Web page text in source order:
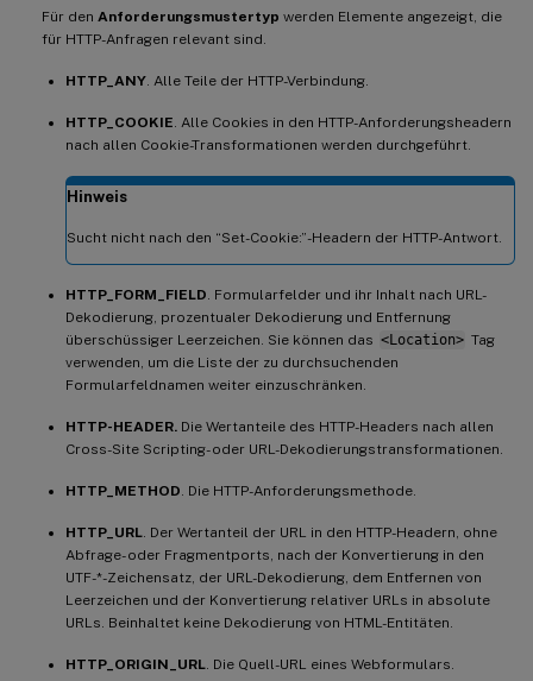
Für den Anforderungsmustertyp werden Elemente angezeigt, die
für HTTP-Anfragen relevant sind.
HTTP_ANY . Alle Teile der HTTP-Verbindung.
HTTP_COOKIE . Alle Cookies in den HTTP-Anforderungsheadern
nach allen Cookie-Transformationen werden durchgeführt.
Hinweis
Sucht nicht nach den “Set-Cookie:”-Headern der HTTP-Antwort.
HTTP_FORM_FIELD . Formularfelder und ihr Inhalt nach URL-
Dekodierung, prozentualer Dekodierung und Entfernung
überschüssiger Leerzeichen. Sie können das <Location> Tag
verwenden, um die Liste der zu durchsuchenden
Formularfeldnamen weiter einzuschränken.
HTTP-HEADER. Die Wertanteile des HTTP-Headers nach allen
Cross-Site Scripting- oder URL-Dekodierungstransformationen.
HTTP_METHOD . Die HTTP-Anforderungsmethode.
HTTP_URL . Der Wertanteil der URL in den HTTP-Headern, ohne
Abfrage- oder Fragmentports, nach der Konvertierung in den
UTF-*-Zeichensatz, der URL-Dekodierung, dem Entfernen von
Leerzeichen und der Konvertierung relativer URLs in absolute
URLs. Beinhaltet keine Dekodierung von HTML-Entitäten.
HTTP_ORIGIN_URL . Die Quell-URL eines Webformulars.